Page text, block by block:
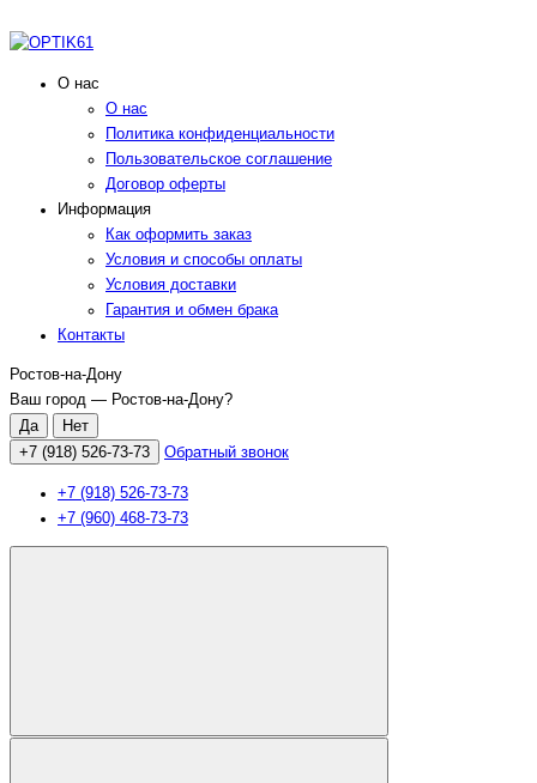
О нас
О нас
Политика конфиденциальности
Пользовательское соглашение
Договор оферты
Информация
Как оформить заказ
Условия и способы оплаты
Условия доставки
Гарантия и обмен брака
Контакты
Ростов-на-Дону
Ваш город — Ростов-на-Дону?
+7 (918) 526-73-73 Обратный звонок
+7 (918) 526-73-73
+7 (960) 468-73-73